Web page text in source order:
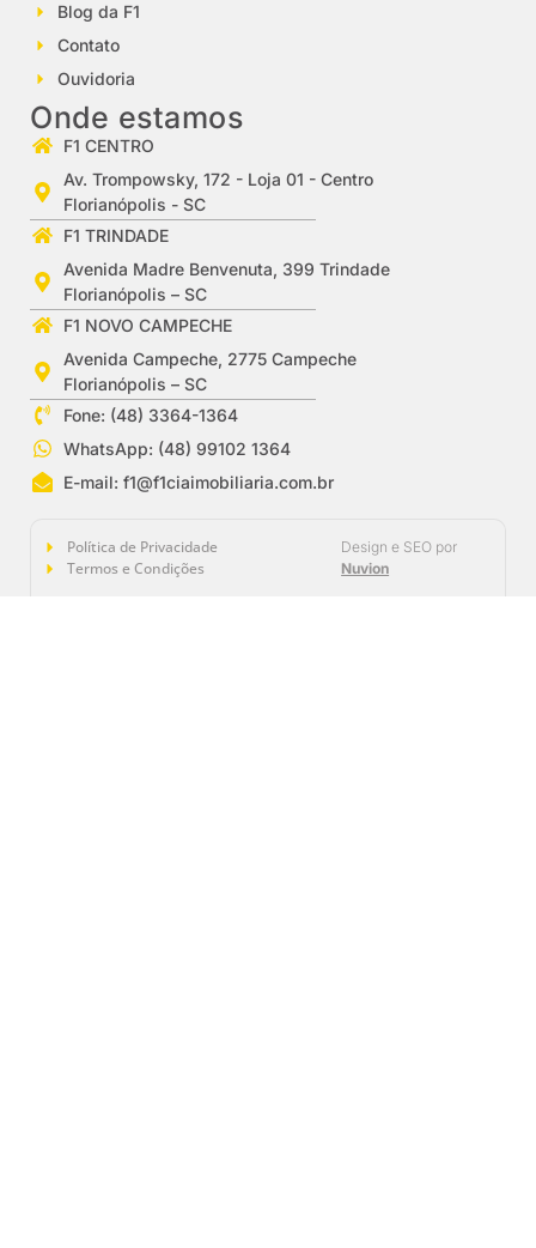
Blog da F1
Contato
Ouvidoria
Onde estamos
F1 CENTRO
Av. Trompowsky, 172 - Loja 01 - Centro
Florianópolis - SC
F1 TRINDADE
Avenida Madre Benvenuta, 399 Trindade
Florianópolis – SC
F1 NOVO CAMPECHE
Avenida Campeche, 2775 Campeche
Florianópolis – SC
Fone: (48) 3364-1364
WhatsApp: (48) 99102 1364
E-mail:f1@f1ciaimobiliaria.com.br
Política de Privacidade
Termos e Condições
Design e SEO por
Nuvion